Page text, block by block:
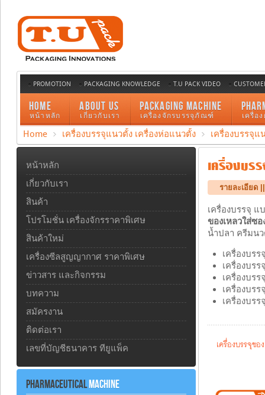
PROMOTION PACKAGING KNOWLEDGE T.U PACK VIDEO
HOME
หน้าหลัก
ABOUT US
เกี่ยวกับเรา
PACKAGING MACHINE
เครื่องจักรบรรจุภัณฑ์ เครื่อ
Home เครื่องบรรจุแนวตั้ง เครื่องห่อแนวตั้ง เครื่องบรรจุ
เครื่องบร
รายละเอียด
เครื่องบรรจุ แ
ของเหลวใส่ซอ
น้ำปลา ครีมน
เครื่องบร
เครื่องบร
เครื่องบร
เครื่องบร
เครื่องบร
เครื่องบรรจุซ
หน้าหลัก
เกี่ยวกับเรา
สินค้า
โปรโมชั่น เครื่องจักรราคาพิเศษ
สินค้าใหม่
เครื่องซีลสูญญากาศ ราคาพิเศษ
ข่าวสาร และกิจกรรม
บทความ
สมัครงาน
ติดต่อเรา
เลขที่บัญชีธนาคาร ทียูแพ็ค
PHARMACEUTICALMACHINE